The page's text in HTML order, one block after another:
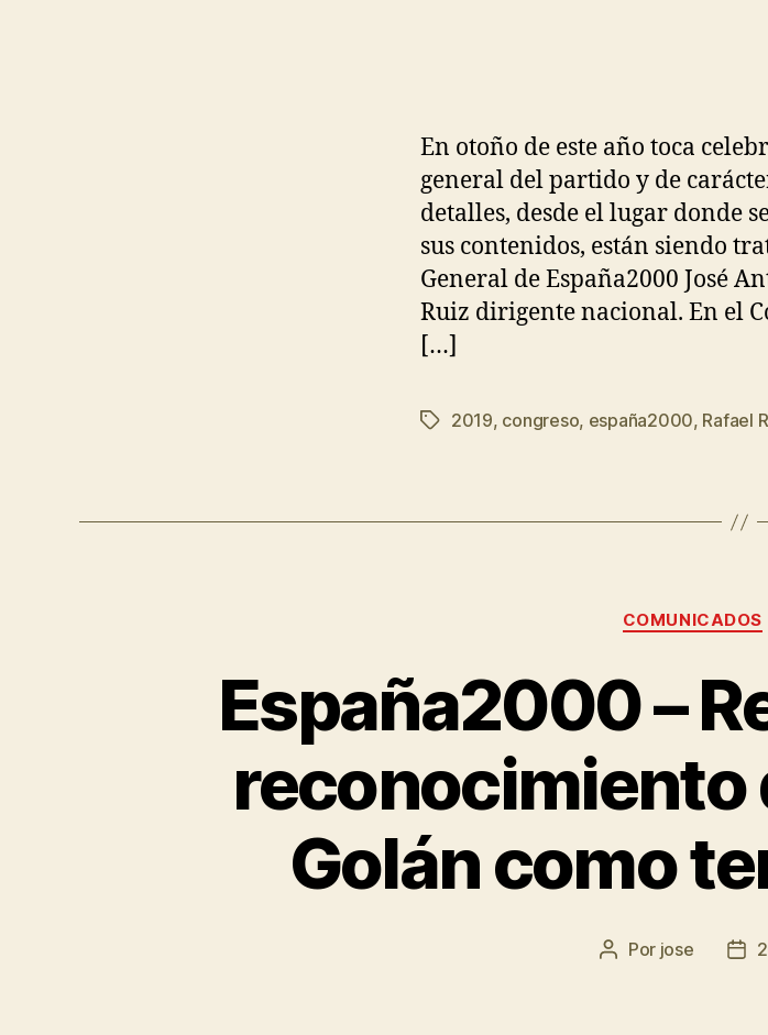
En otoño de este año toca
general del partido y de
detalles, desde el lugar donde
sus contenidos, están siendo
General de España2000 José
Ruiz dirigente nacional. En el
[…]
2019, congreso, españa2000, Rafael
COMUNICADOS
España2000 –
reconocimiento
Golán como
Por jose